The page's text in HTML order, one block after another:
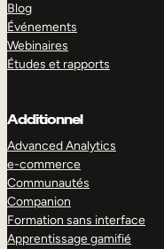
Blog
Événements
Webinaires
Études et rapports
Additionnel
Advanced Analytics
e-commerce
Communautés
Companion
Formation sans interface
Apprentissage gamifié